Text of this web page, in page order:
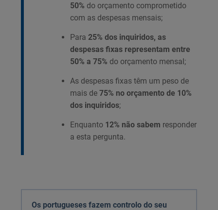
50% do orçamento comprometido
com as despesas mensais;
Para 25% dos inquiridos, as
despesas fixas representam entre
50% a 75% do orçamento mensal;
As despesas fixas têm um peso de
mais de 75% no orçamento de 10%
dos inquiridos;
Enquanto 12% não sabem responder
a esta pergunta.
Os portugueses fazem controlo do seu